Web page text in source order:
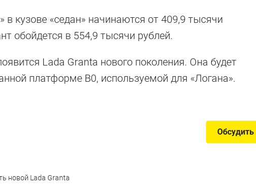
кузове «седан» начинаются от 409,9 тысячи
обойдется в 554,9 тысячи рублей.
Lada Granta нового поколения. Она будет
платформе B0, используемой для «Логана».
машин
багажниками
450 литров и больше
Обсудить
новой Lada Granta